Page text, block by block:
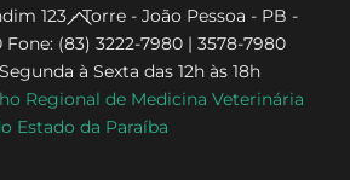
Back
To
Top
123 - Torre - João Pessoa - PB -
Fone: (83) 3222-7980 | 3578-7980
à Sexta das 12h às 18h
Regional de Medicina Veterinária
Estado da Paraíba